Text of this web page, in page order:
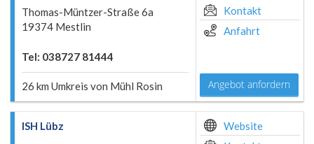
Thomas-Müntzer-Straße 6a
19374 Mestlin
Tel: 038727 81444
26 km Umkreis von Mühl Rosin
Kontakt
Anfahrt
Angebot anfordern
ISH Lübz
Website